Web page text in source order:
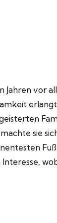
Jahren vor
sie